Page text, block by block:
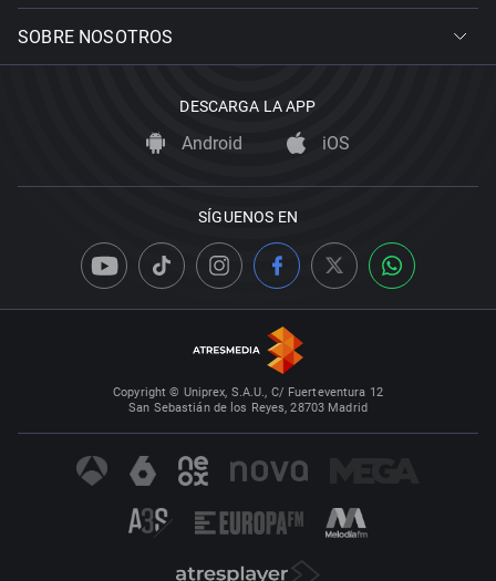
SOBRE NOSOTROS
DESCARGA LA APP
Android iOS
SÍGUENOS EN
Copyright © Uniprex, S.A.U., C/ Fuerteventura 12
San Sebastián de los Reyes, 28703 Madrid